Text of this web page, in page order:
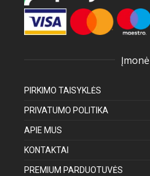
Įmonė
PIRKIMO TAISYKLĖS
PRIVATUMO POLITIKA
APIE MUS
KONTAKTAI
PREMIUM PARDUOTUVĖS